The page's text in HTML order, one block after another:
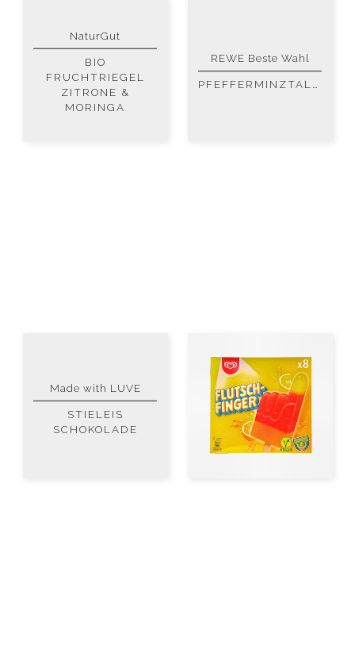
NaturGut
BIO
FRUCHTRIEGEL
ZITRONE &
MORINGA
REWE Beste Wahl
PFEFFERMINZTALER
Made with LUVE
STIELEIS
SCHOKOLADE